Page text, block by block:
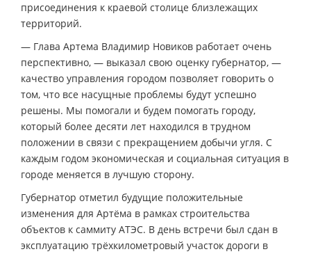
присоединения к краевой столице близлежащих
территорий.
— Глава Артема Владимир Новиков работает очень
перспективно, — выказал свою оценку губернатор, —
качество управления городом позволяет говорить о
том, что все насущные проблемы будут успешно
решены. Мы помогали и будем помогать городу,
который более десяти лет находился в трудном
положении в связи с прекращением добычи угля. С
каждым годом экономическая и социальная ситуация в
городе меняется в лучшую сторону.
Губернатор отметил будущие положительные
изменения для Артёма в рамках строительства
объектов к саммиту АТЭС. В день встречи был сдан в
эксплуатацию трёхкилометровый участок дороги в